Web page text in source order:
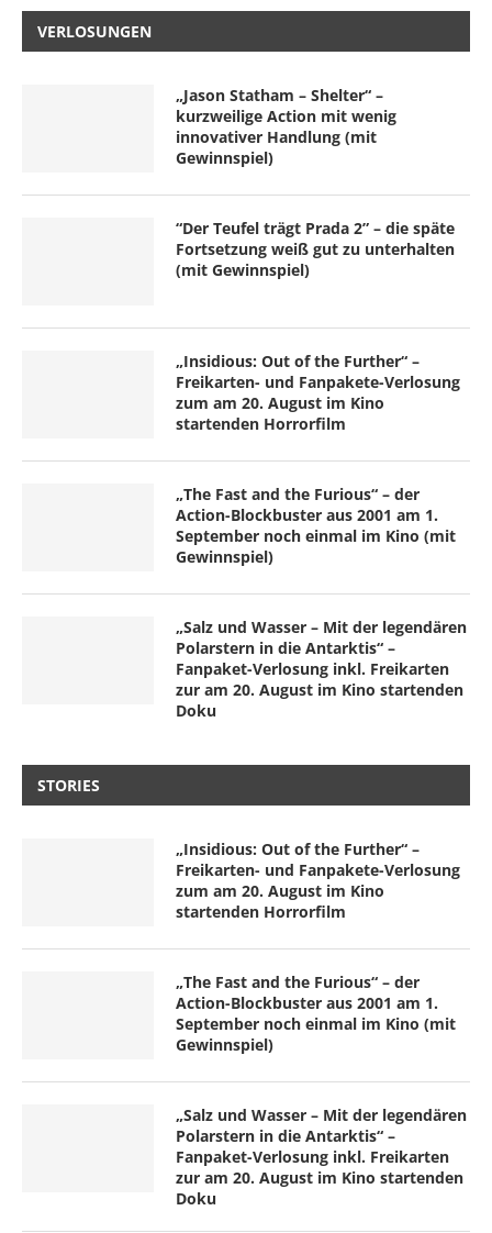
VERLOSUNGEN
„Jason Statham – Shelter“ –
kurzweilige Action mit wenig
innovativer Handlung (mit
Gewinnspiel)
“Der Teufel trägt Prada 2” – die späte
Fortsetzung weiß gut zu unterhalten
(mit Gewinnspiel)
„Insidious: Out of the Further“ –
Freikarten- und Fanpakete-Verlosung
zum am 20. August im Kino
startenden Horrorfilm
„The Fast and the Furious“ – der
Action-Blockbuster aus 2001 am 1.
September noch einmal im Kino (mit
Gewinnspiel)
„Salz und Wasser – Mit der legendären
Polarstern in die Antarktis“ –
Fanpaket-Verlosung inkl. Freikarten
zur am 20. August im Kino startenden
Doku
STORIES
„Insidious: Out of the Further“ –
Freikarten- und Fanpakete-Verlosung
zum am 20. August im Kino
startenden Horrorfilm
„The Fast and the Furious“ – der
Action-Blockbuster aus 2001 am 1.
September noch einmal im Kino (mit
Gewinnspiel)
„Salz und Wasser – Mit der legendären
Polarstern in die Antarktis“ –
Fanpaket-Verlosung inkl. Freikarten
zur am 20. August im Kino startenden
Doku